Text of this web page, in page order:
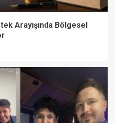
Arayışında Bölgesel